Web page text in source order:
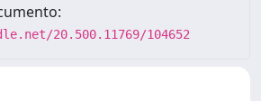
20.500.11769/104652